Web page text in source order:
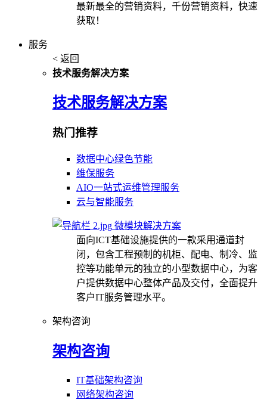
最新最全的营销资料，千份营销资料，快速
获取！
服务
< 返回
技术服务解决方案
技术服务解决方案
热门推荐
数据中心绿色节能
维保服务
AIO一站式运维管理服务
云与智能服务
微模块解决方案
面向ICT基础设施提供的一款采用通道封
闭，包含工程预制的机柜、配电、制冷、监
控等功能单元的独立的小型数据中心，为客
户提供数据中心整体产品及交付，全面提升
客户IT服务管理水平。
架构咨询
架构咨询
IT基础架构咨询
网络架构咨询